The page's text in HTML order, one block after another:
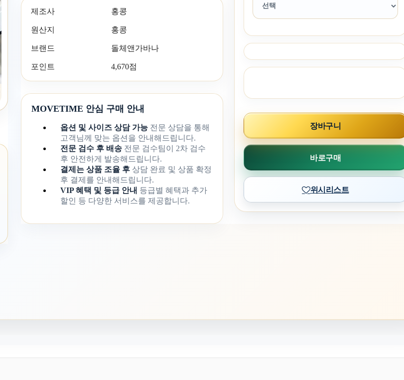
제조사 홍콩
원산지 홍콩
브랜드 돌체앤가바나
포인트 4,670점
MOVETIME 안심 구매 안내
옵션 및 사이즈 상담 가능 전문 상담을 통해
고객님께 맞는 옵션을 안내해드립니다.
전문 검수 후 배송 전문 검수팀이 2차 검수
후 안전하게 발송해드립니다.
결제는 상품 조율 후 상담 완료 및 상품 확정
후 결제를 안내해드립니다.
VIP 혜택 및 등급 안내 등급별 혜택과 추가
할인 등 다양한 서비스를 제공합니다.
바로구매
장바구니
위시리스트